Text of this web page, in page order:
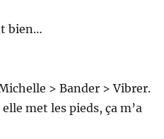
bien…
> Bander > Vibrer.
met les pieds, ça m’a